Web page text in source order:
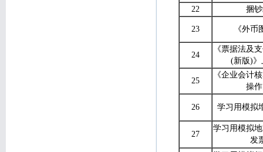
22 捆
23 《外币
24
《票据法及
(新版)》
25
《企业会计
操
26 学习用模拟
27
学习用模拟
发